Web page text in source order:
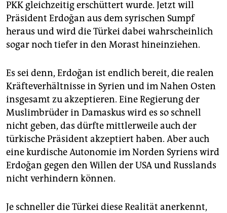
PKK gleichzeitig erschüttert wurde. Jetzt will
Präsident Erdoğan aus dem syrischen Sumpf
heraus und wird die Türkei dabei wahrscheinlich
sogar noch tiefer in den Morast hineinziehen.
Es sei denn, Erdoğan ist endlich bereit, die realen
Kräfteverhältnisse in Syrien und im Nahen Osten
insgesamt zu akzeptieren. Eine Regierung der
Muslimbrüder in Damaskus wird es so schnell
nicht geben, das dürfte mittlerweile auch der
türkische Präsident akzeptiert haben. Aber auch
eine kurdische Autonomie im Norden Syriens wird
Erdoğan gegen den Willen der USA und Russlands
nicht verhindern können.
Je schneller die Türkei diese Realität anerkennt,